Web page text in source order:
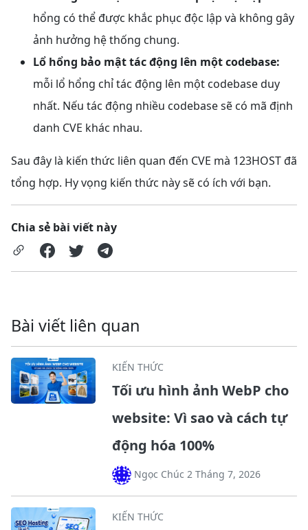
hổng có thể được khắc phục độc lập và không gây
ảnh hưởng hệ thống chung.
Lổ hổng bảo mật tác động lên một codebase:
mỗi lổ hổng chỉ tác động lên một codebase duy
nhất. Nếu tác động nhiều codebase sẽ có mã định
danh CVE khác nhau.
Sau đây là kiến thức liên quan đến CVE mà 123HOST đã
tổng hợp. Hy vọng kiến thức này sẽ có ích với bạn.
Chia sẻ bài viết này
Bài viết liên quan
KIẾN THỨC
Tối ưu hình ảnh WebP cho
website: Vì sao và cách tự
động hóa 100%
Ngọc Chúc 2 Tháng 7, 2026
KIẾN THỨC